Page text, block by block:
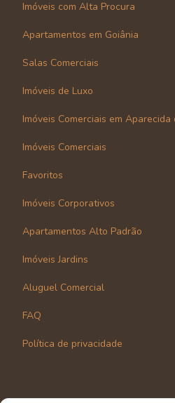
Imóveis com Alta Procura
Apartamentos em Goiânia
Salas Comerciais
Imóveis de Luxo
Imóveis Comerciais em Aparecida
Imóveis Comerciais
Favoritos
Imóveis Corporativos
Apartamentos Alto Padrão
Imóveis Jardins
Aluguel Comercial
FAQ
Política de privacidade